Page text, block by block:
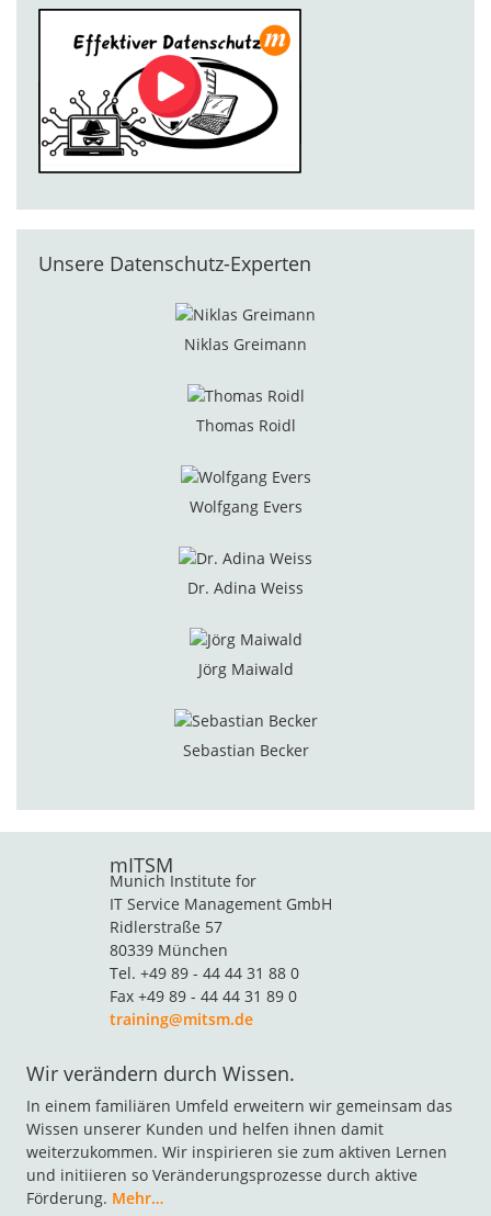
Unsere Datenschutz-Experten
Niklas Greimann
Thomas Roidl
Wolfgang Evers
Dr. Adina Weiss
Jörg Maiwald
Sebastian Becker
mITSM
Munich Institute for
IT Service Management GmbH
Ridlerstraße 57
80339 München
Tel. +49 89 - 44 44 31 88 0
Fax +49 89 - 44 44 31 89 0
training@mitsm.de
Wir verändern durch Wissen.
In einem familiären Umfeld erweitern wir gemeinsam das
Wissen unserer Kunden und helfen ihnen damit
weiterzukommen. Wir inspirieren sie zum aktiven Lernen
und initiieren so Veränderungsprozesse durch aktive
Förderung. Mehr…